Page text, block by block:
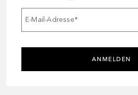
E-Mail-Adresse*
ANMELDEN